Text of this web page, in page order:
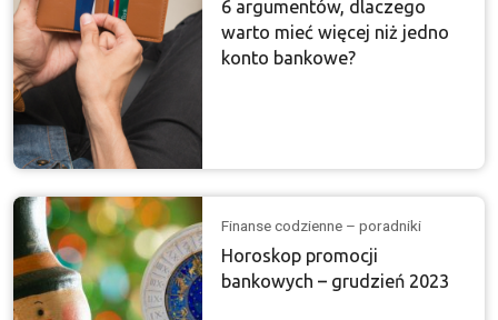
6 argumentów, dlaczego
warto mieć więcej niż jedno
konto bankowe?
Finanse codzienne – poradniki
Horoskop promocji
bankowych – grudzień 2023